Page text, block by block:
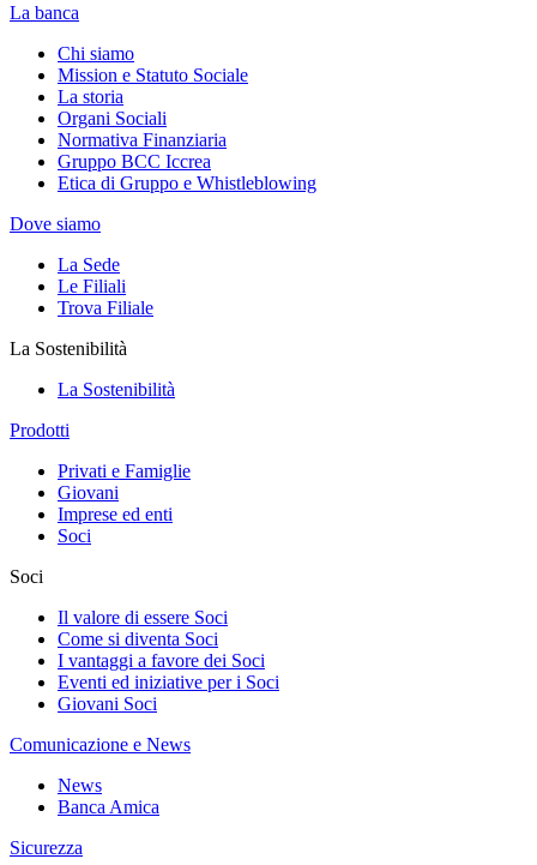
La banca
Chi siamo
Mission e Statuto Sociale
La storia
Organi Sociali
Normativa Finanziaria
Gruppo BCC Iccrea
Etica di Gruppo e Whistleblowing
Dove siamo
La Sede
Le Filiali
Trova Filiale
La Sostenibilità
La Sostenibilità
Prodotti
Privati e Famiglie
Giovani
Imprese ed enti
Soci
Soci
Il valore di essere Soci
Come si diventa Soci
I vantaggi a favore dei Soci
Eventi ed iniziative per i Soci
Giovani Soci
Comunicazione e News
News
Banca Amica
Sicurezza